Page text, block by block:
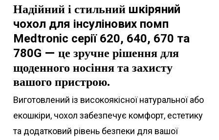
Надійний і стильний шкіряний
чохол для інсулінових помп
Medtronic серії 620, 640, 670 та
780G — це зручне рішення для
щоденного носіння та захисту
вашого пристрою.
Виготовлений із високоякісної натуральної або
екошкіри, чохол забезпечує комфорт, естетику
та додатковий рівень безпеки для вашої